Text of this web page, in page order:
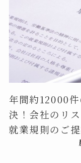
年間約12000
決！会社のリ
就業規則のご提